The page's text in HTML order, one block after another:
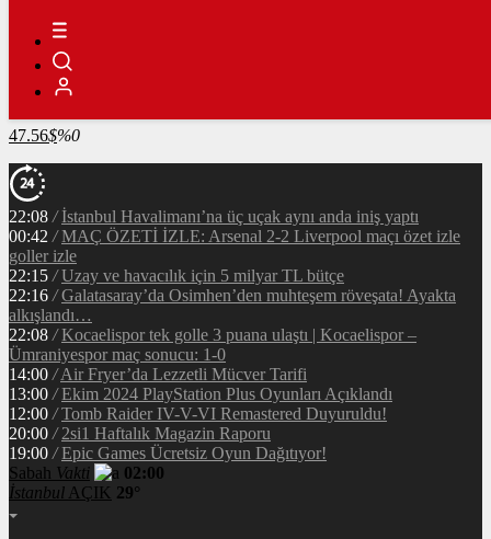
RİPPLE
49.71
%-1.5
TETHER
47.56$%0
22:08 / İstanbul Havalimanı’na üç uçak aynı anda iniş yaptı
00:42 / MAÇ ÖZETİ İZLE: Arsenal 2-2 Liverpool maçı özet izle
goller izle
22:15 / Uzay ve havacılık için 5 milyar TL bütçe
22:16 / Galatasaray’da Osimhen’den muhteşem röveşata! Ayakta
alkışlandı…
22:08 / Kocaelispor tek golle 3 puana ulaştı | Kocaelispor –
Ümraniyespor maç sonucu: 1-0
14:00 / Air Fryer’da Lezzetli Mücver Tarifi
13:00 / Ekim 2024 PlayStation Plus Oyunları Açıklandı
12:00 / Tomb Raider IV-V-VI Remastered Duyuruldu!
20:00 / 2si1 Haftalık Magazin Raporu
19:00 / Epic Games Ücretsiz Oyun Dağıtıyor!
Sabah Vakti
02:00
İstanbul AÇIK 29°